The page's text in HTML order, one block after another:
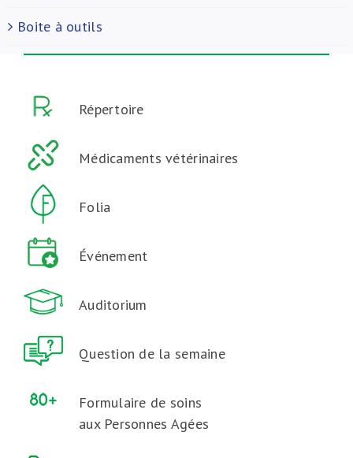
Boite à outils
Répertoire
Médicaments vétérinaires
Folia
Événement
Auditorium
Question de la semaine
Formulaire de soins
aux Personnes Agées